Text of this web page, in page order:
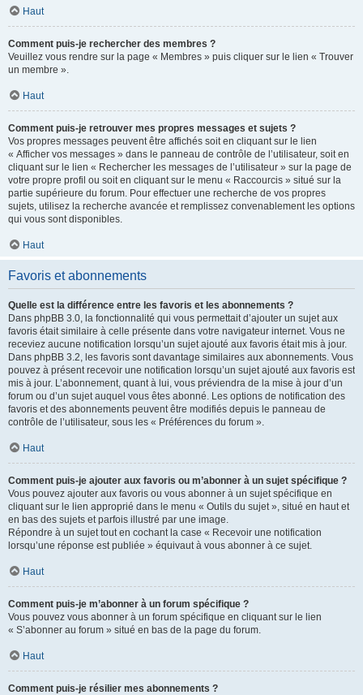
Haut
Comment puis-je rechercher des membres ?
Veuillez vous rendre sur la page « Membres » puis cliquer sur le lien « Trouver
un membre ».
Haut
Comment puis-je retrouver mes propres messages et sujets ?
Vos propres messages peuvent être affichés soit en cliquant sur le lien
« Afficher vos messages » dans le panneau de contrôle de l’utilisateur, soit en
cliquant sur le lien « Rechercher les messages de l’utilisateur » sur la page de
votre propre profil ou soit en cliquant sur le menu « Raccourcis » situé sur la
partie supérieure du forum. Pour effectuer une recherche de vos propres
sujets, utilisez la recherche avancée et remplissez convenablement les options
qui vous sont disponibles.
Haut
Favoris et abonnements
Quelle est la différence entre les favoris et les abonnements ?
Dans phpBB 3.0, la fonctionnalité qui vous permettait d’ajouter un sujet aux
favoris était similaire à celle présente dans votre navigateur internet. Vous ne
receviez aucune notification lorsqu’un sujet ajouté aux favoris était mis à jour.
Dans phpBB 3.2, les favoris sont davantage similaires aux abonnements. Vous
pouvez à présent recevoir une notification lorsqu’un sujet ajouté aux favoris est
mis à jour. L’abonnement, quant à lui, vous préviendra de la mise à jour d’un
forum ou d’un sujet auquel vous êtes abonné. Les options de notification des
favoris et des abonnements peuvent être modifiés depuis le panneau de
contrôle de l’utilisateur, sous les « Préférences du forum ».
Haut
Comment puis-je ajouter aux favoris ou m’abonner à un sujet spécifique ?
Vous pouvez ajouter aux favoris ou vous abonner à un sujet spécifique en
cliquant sur le lien approprié dans le menu « Outils du sujet », situé en haut et
en bas des sujets et parfois illustré par une image.
Répondre à un sujet tout en cochant la case « Recevoir une notification
lorsqu’une réponse est publiée » équivaut à vous abonner à ce sujet.
Haut
Comment puis-je m’abonner à un forum spécifique ?
Vous pouvez vous abonner à un forum spécifique en cliquant sur le lien
« S’abonner au forum » situé en bas de la page du forum.
Haut
Comment puis-je résilier mes abonnements ?